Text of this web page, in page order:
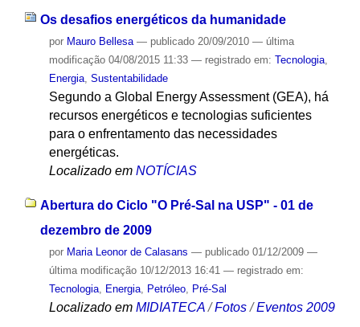
Os desafios energéticos da humanidade
por Mauro Bellesa — publicado20/09/2010 — última
modificação04/08/2015 11:33 — registrado em: Tecnologia,
Energia, Sustentabilidade
Segundo a Global Energy Assessment (GEA), há
recursos energéticos e tecnologias suficientes
para o enfrentamento das necessidades
energéticas.
Localizado em NOTÍCIAS
Abertura do Ciclo "O Pré-Sal na USP" - 01 de
dezembro de 2009
por Maria Leonor de Calasans — publicado01/12/2009 —
última modificação10/12/2013 16:41 — registrado em:
Tecnologia, Energia, Petróleo, Pré-Sal
Localizado em MIDIATECA /Fotos /Eventos 2009